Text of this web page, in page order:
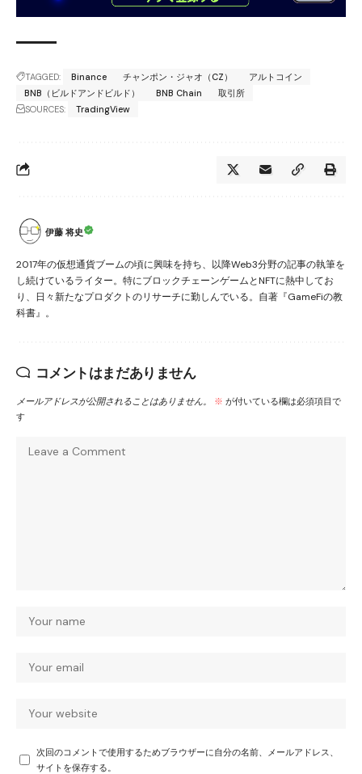
TAGGED: Binance チャンポン・ジャオ（CZ）
アルトコイン
BNB（ビルドアンドビルド）
BNB Chain
取引所
SOURCES:
TradingView
伊藤 将史
2017年の仮想通貨ブームの頃に興味を持ち、以降Web3分野の記事の執筆を
し続けているライター。特にブロックチェーンゲームとNFTに熱中してお
り、日々新たなプロダクトのリサーチに勤しんでいる。自著『GameFiの教
科書』。
コメントはまだありません
メールアドレスが公開されることはありません。 ※ が付いている欄は必須項目で
す
次回のコメントで使用するためブラウザーに自分の名前、メールアドレス、
サイトを保存する。